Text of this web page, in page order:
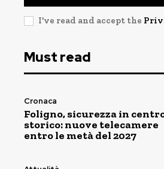
I've read and accept the
Must read
Cronaca
Foligno, sicurezza in
storico: nuove telecamere
entro le metà del 2027